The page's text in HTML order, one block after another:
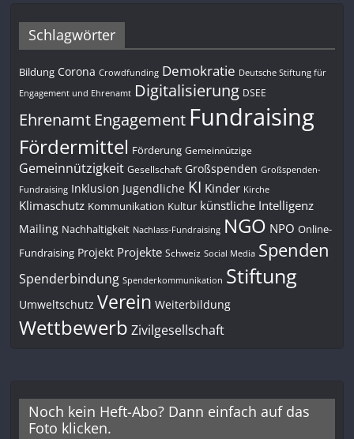
Schlagwörter
Bildung Corona Crowdfunding Demokratie Deutsche Stiftung für
Engagement und Ehrenamt Digitalisierung DSEE
Ehrenamt Engagement Fundraising
Fördermittel Förderung Gemeinnützige
Gemeinnützigkeit Gesellschaft Großspenden Großspenden-
Fundraising Inklusion Jugendliche KI Kinder Kirche
Klimaschutz Kommunikation Kultur künstliche Intelligenz
Mailing Nachhaltigkeit Nachlass-Fundraising NGO NPO Online-
Fundraising Projekt Projekte Schweiz Social Media Spenden
Spenderbindung Spenderkommunikation Stiftung
Umweltschutz Verein Weiterbildung
Wettbewerb Zivilgesellschaft
Noch kein Heft-Abo? Dann einfach auf das
Foto klicken.